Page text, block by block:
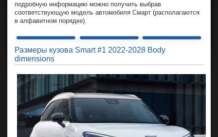
подробную информацию можно получить выбрав
соответствующую модель автомобиля Смарт (располагаются
в алфавитном порядке).
Размеры кузова Smart #1 2022-2028 Body
dimensions